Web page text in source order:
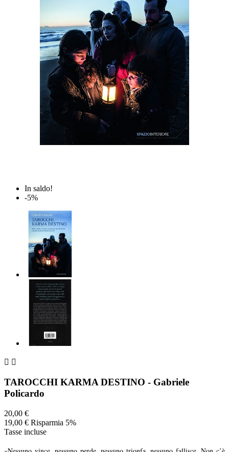
In saldo!
-5%
 
TAROCCHI KARMA DESTINO - Gabriele
Policardo
20,00 €
19,00 € Risparmia 5%
Tasse incluse